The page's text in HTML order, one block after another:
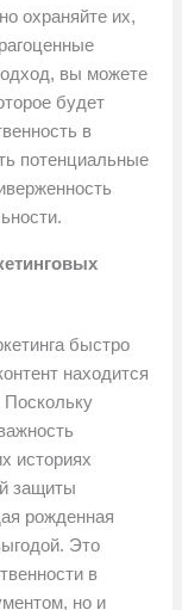
охраняйте их,
вы можете
будет
в
потенциальные
быстро
находится
историях
защиты
рожденная
Это
в
но и